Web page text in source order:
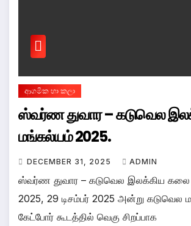
ආගමික හා කලා
ஸ்வர்ண துவார – கடுவெல
மங்கல்யம் 2025.
DECEMBER 31, 2025 ADMIN
ஸ்வர்ண துவார – கடுவெல இலக்கிய
2025, 29 டிசம்பர் 2025 அன்று கடுவெல
கேட்போர் கூடத்தில் வெகு சிறப்பாக